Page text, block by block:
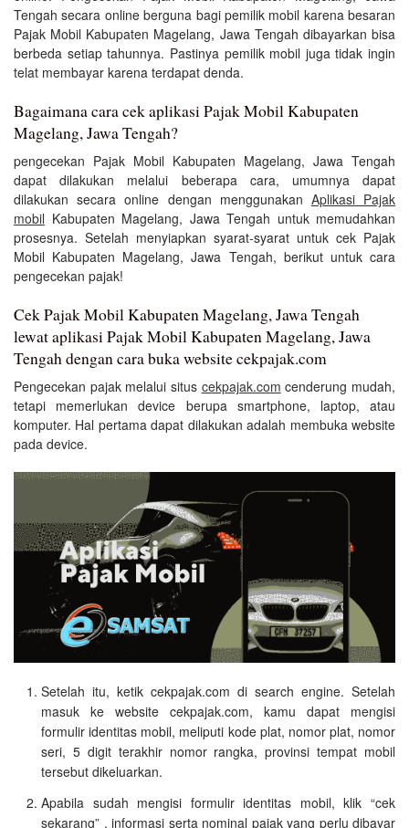
Tengah secara online berguna bagi pemilik mobil karena besaran
Pajak Mobil Kabupaten Magelang, Jawa Tengah dibayarkan bisa
berbeda setiap tahunnya. Pastinya pemilik mobil juga tidak ingin
telat membayar karena terdapat denda.
Bagaimana cara cek aplikasi Pajak Mobil Kabupaten
Magelang, Jawa Tengah?
pengecekan Pajak Mobil Kabupaten Magelang, Jawa Tengah
dapat dilakukan melalui beberapa cara, umumnya dapat
dilakukan secara online dengan menggunakan Aplikasi Pajak
mobil Kabupaten Magelang, Jawa Tengah untuk memudahkan
prosesnya. Setelah menyiapkan syarat-syarat untuk cek Pajak
Mobil Kabupaten Magelang, Jawa Tengah, berikut untuk cara
pengecekan pajak!
Cek Pajak Mobil Kabupaten Magelang, Jawa Tengah
lewat aplikasi Pajak Mobil Kabupaten Magelang, Jawa
Tengah dengan cara buka website cekpajak.com
Pengecekan pajak melalui situs cekpajak.com cenderung mudah,
tetapi memerlukan device berupa smartphone, laptop, atau
komputer. Hal pertama dapat dilakukan adalah membuka website
pada device.
Setelah itu, ketik cekpajak.com di search engine. Setelah
masuk ke website cekpajak.com, kamu dapat mengisi
formulir identitas mobil, meliputi kode plat, nomor plat, nomor
seri, 5 digit terakhir nomor rangka, provinsi tempat mobil
tersebut dikeluarkan.
Apabila sudah mengisi formulir identitas mobil, klik “cek
sekarang” , informasi serta nominal pajak yang perlu dibayar